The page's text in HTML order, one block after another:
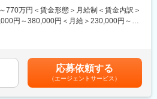
を試作するために使用する専用治具の設
お任せします。
み立て、正常に動作するよう調整
際に、治具の設定変更や部品交換
770万円＜賃金形態＞月給制＜賃金内訳＞
円～380,000円＜月給＞230,000円～
金額であり、選考を通じて上下する可能
額)は固定手当を含めた表記です。
応募依頼する
（エージェントサービス）